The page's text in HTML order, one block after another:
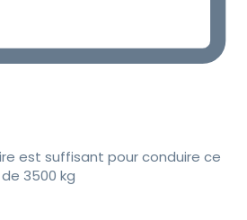
est suffisant pour conduire ce
3500 kg